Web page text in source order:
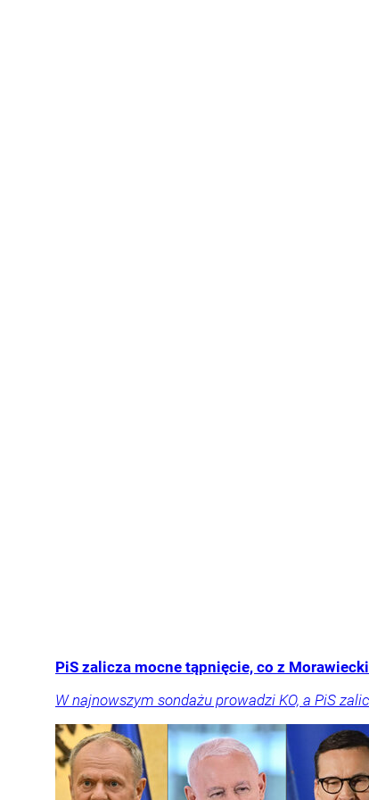
PiS zalicza mocne tąpnięcie, co z
W najnowszym sondażu prowadzi KO, a PiS